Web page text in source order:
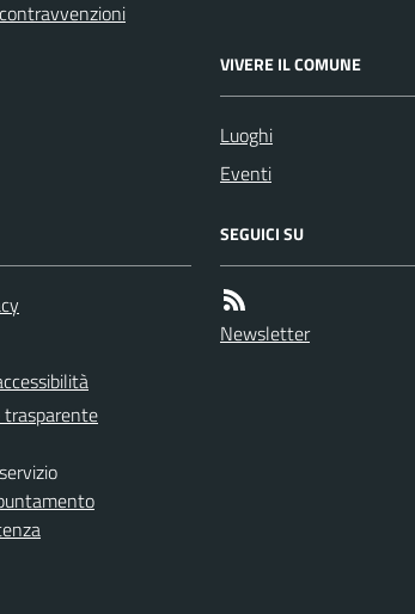
VIVERE IL COMUNE
Luoghi
Eventi
SEGUICI SU
Newsletter